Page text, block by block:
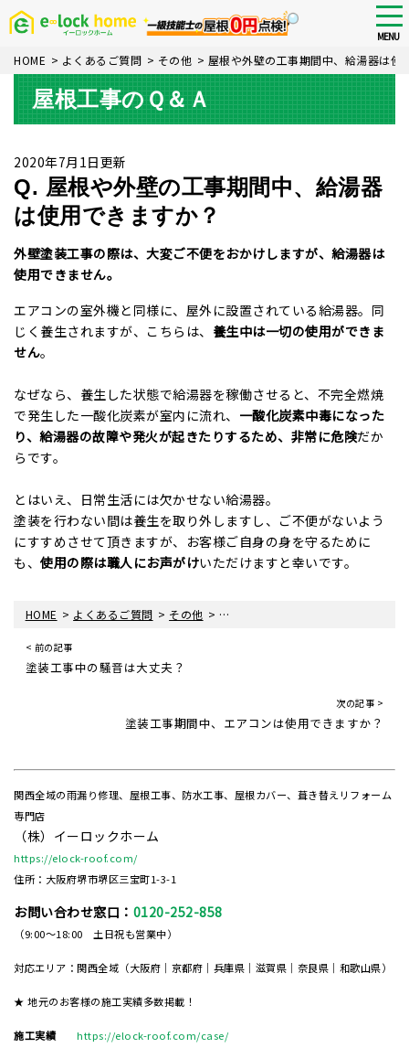
Skip
content
MENU
HOME > よくあるご質問 > その他 > 屋根や外壁の工事期間中、給湯器は使
屋根工事のＱ＆Ａ
2020年7月1日更新
Q. 屋根や外壁の工事期間中、給湯器
は使用できますか？
外壁塗装工事の際は、大変ご不便をおかけしますが、給湯器は
使用できません。
エアコンの室外機と同様に、屋外に設置されている給湯器。同
じく養生されますが、こちらは、 養生中は一切の使用ができま
せん。
なぜなら、養生した状態で給湯器を稼働させると、不完全燃焼
で発生した一酸化炭素が室内に流れ、 一酸化炭素中毒になった
り、給湯器の故障や発火が起きたりするため、非常に危険だか
らです。
とはいえ、日常生活には欠かせない給湯器。
塗装を行わない間は養生を取り外しますし、ご不便がないよう
にすすめさせて頂きますが、お客様ご自身の身を守るために
も、 使用の際は職人にお声がけいただけますと幸いです。
HOME > よくあるご質問 > その他 > 屋根や外壁の工事期間中、給湯器は
< 前の記事
塗装工事中の騒音は大丈夫？
次の記事 >
塗装工事期間中、エアコンは使用できますか？
関西全域の雨漏り修理、屋根工事、防水工事、屋根カバー、葺き替えリフォーム
専門店
（株）イーロックホーム
https://elock-roof.com/
住所：大阪府堺市堺区三宝町1-3-1
お問い合わせ窓口： 0120-252-858
（9:00～18:00 土日祝も営業中）
対応エリア：関西全域（大阪府｜京都府｜兵庫県｜滋賀県｜奈良県｜和歌山県）
★ 地元のお客様の施工実績多数掲載！
施工実績
https://elock-roof.com/case/